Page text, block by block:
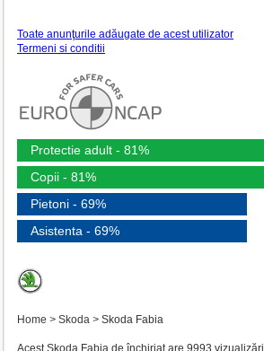
Toate anunţurile adăugate de acest utilizator
Termeni si conditii
Protectie adult - 81%
Copii - 81%
Pietoni - 69%
Asistenta - 69%
Home > Skoda > Skoda Fabia
Acest Skoda Fabia de închiriat are 9993 vizualizări